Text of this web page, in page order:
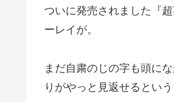
ついに発売されました『
ーレイが。
まだ自粛のじの字も頭に
りがやっと見返せるとい